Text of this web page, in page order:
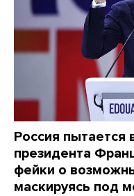
Россия
президента
фейки о
маскируясь под